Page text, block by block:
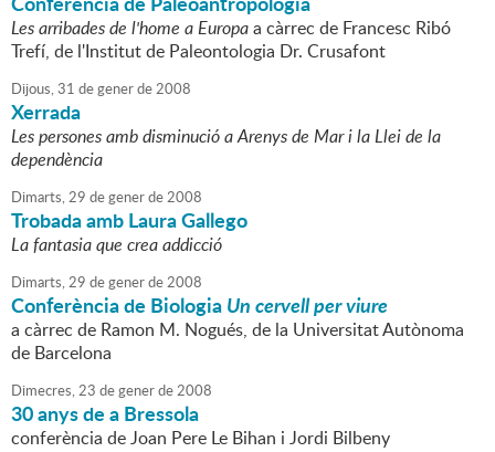
Les arribades de l'home a Europaa càrrec de Francesc Ribó
Trefí, de l'Institut de Paleontologia Dr. Crusafont
Dijous,31 degenerde2008
Xerrada
Les persones amb disminució a Arenys de Mar i la Llei de la
dependència
Dimarts,29 degenerde2008
Trobada amb Laura Gallego
La fantasia que crea addicció
Dimarts,29 degenerde2008
Conferència de BiologiaUn cervell per viure
a càrrec de Ramon M. Nogués, de la Universitat Autònoma
de Barcelona
Dimecres,23 degenerde2008
30 anys de a Bressola
conferència de Joan Pere Le Bihan i Jordi Bilbeny